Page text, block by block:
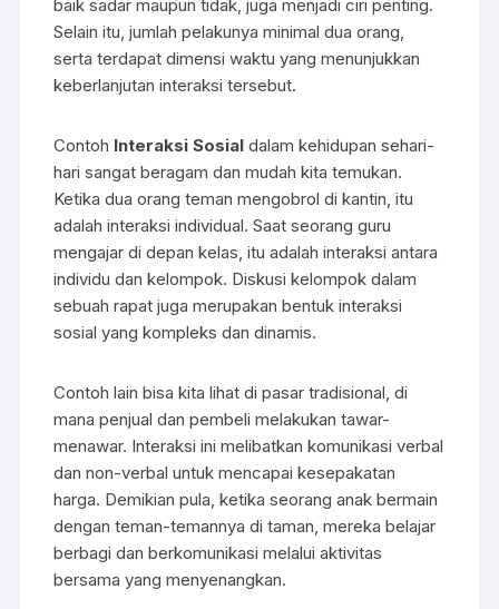
baik sadar maupun tidak, juga menjadi ciri penting.
Selain itu, jumlah pelakunya minimal dua orang,
serta terdapat dimensi waktu yang menunjukkan
keberlanjutan interaksi tersebut.
Contoh Interaksi Sosial dalam kehidupan sehari-
hari sangat beragam dan mudah kita temukan.
Ketika dua orang teman mengobrol di kantin, itu
adalah interaksi individual. Saat seorang guru
mengajar di depan kelas, itu adalah interaksi antara
individu dan kelompok. Diskusi kelompok dalam
sebuah rapat juga merupakan bentuk interaksi
sosial yang kompleks dan dinamis.
Contoh lain bisa kita lihat di pasar tradisional, di
mana penjual dan pembeli melakukan tawar-
menawar. Interaksi ini melibatkan komunikasi verbal
dan non-verbal untuk mencapai kesepakatan
harga. Demikian pula, ketika seorang anak bermain
dengan teman-temannya di taman, mereka belajar
berbagi dan berkomunikasi melalui aktivitas
bersama yang menyenangkan.